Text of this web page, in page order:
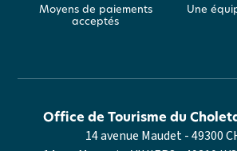
Moyens de paiements
acceptés
Une
14 avenue Maudet - 49300
Office de Tourisme du